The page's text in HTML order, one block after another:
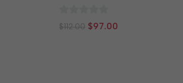
0
$112.00 $97.00